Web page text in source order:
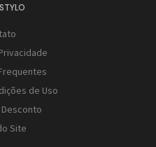
de Uso
Site